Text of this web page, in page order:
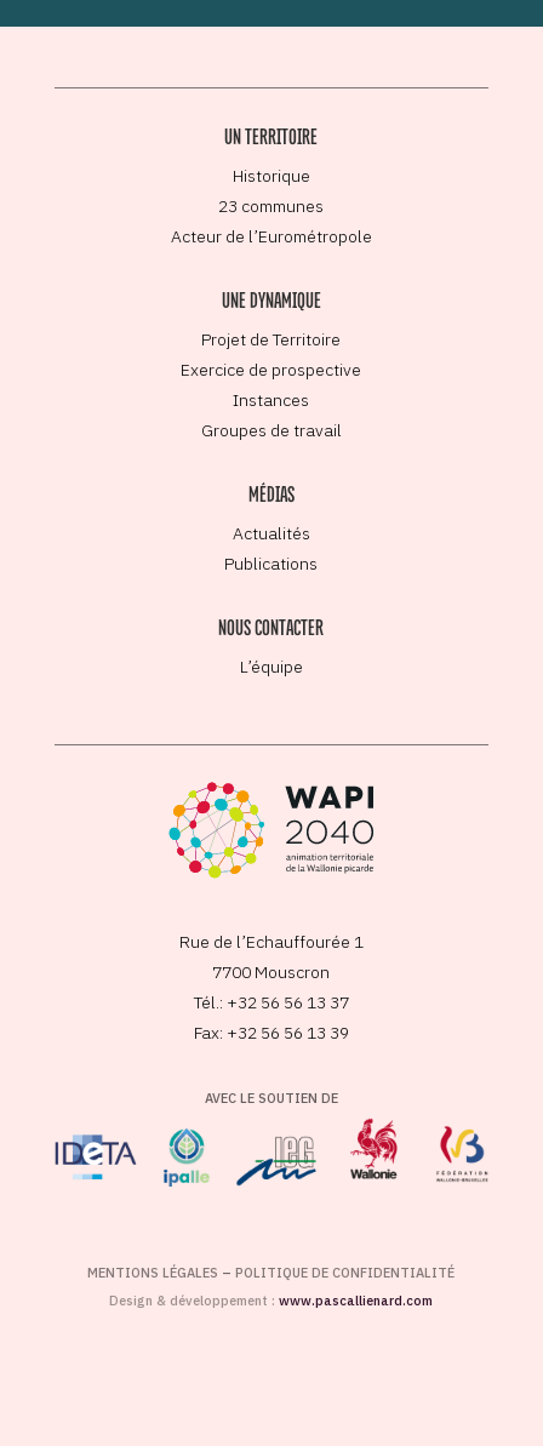
UN TERRITOIRE
Historique
23 communes
Acteur de l’Eurométropole
UNE DYNAMIQUE
Projet de Territoire
Exercice de prospective
Instances
Groupes de travail
MÉDIAS
Actualités
Publications
NOUS CONTACTER
L’équipe
Rue de l’Echauffourée 1
7700 Mouscron
Tél.: +32 56 56 13 37
Fax: +32 56 56 13 39
AVEC LE SOUTIEN DE
MENTIONS LÉGALES –POLITIQUE DE CONFIDENTIALITÉ
Design & développement :www.pascallienard.com